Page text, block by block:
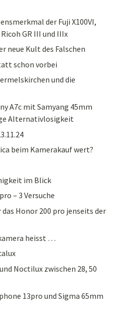
der Fuji X100VI,
GR III und IIIx
neue Kult des Falschen
schon vorbei
und die
A7c mit Samyang 45mm
Alternativlosigkeit
beim Kamerakauf wert?
im Blick
– 3 Versuche
Honor 200 pro jenseits der
heisst …
Noctilux zwischen 28, 50
13pro und Sigma 65mm